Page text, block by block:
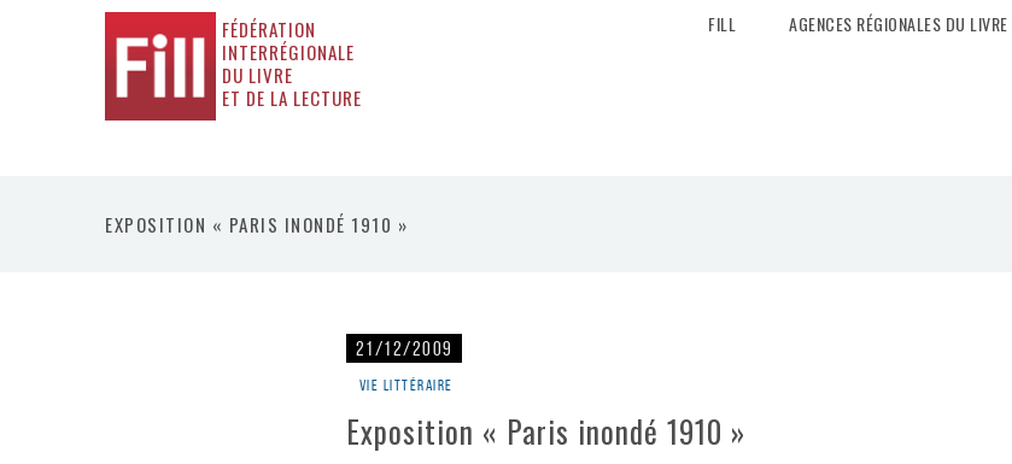
FÉDÉRATION
INTERRÉGIONALE
DU LIVRE
ET DE LA LECTURE
FILL AGENCES RÉGIONALES DU LIVRE
EXPOSITION « PARIS INONDÉ 1910 »
21/12/2009
Vie littéraire
Exposition « Paris inondé 1910 »